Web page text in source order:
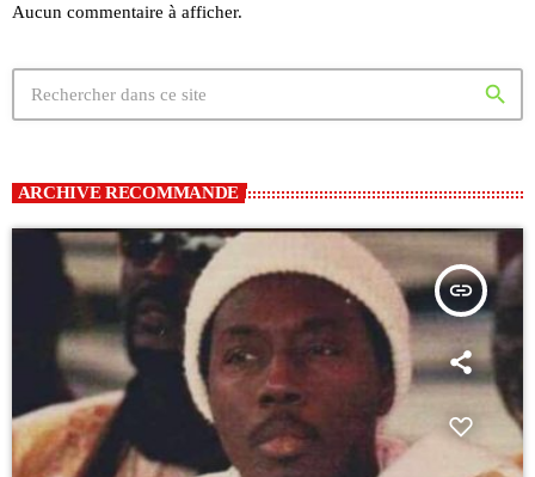
Aucun commentaire à afficher.
search
ARCHIVE RECOMMANDE
insert_link